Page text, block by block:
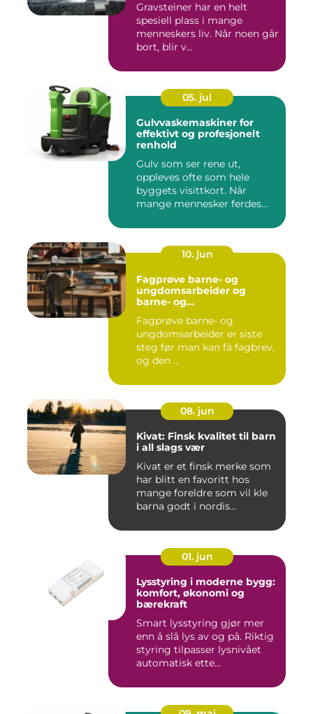
Gravsteiner har en helt
spesiell plass i mange
menneskers liv. Når noen går
bort, blir v...
05. jul
Gulvvaskemaskiner for
effektivt og profesjonelt
renhold
Gulv som ser rene ut,
oppleves ofte som hele
byggets visittkort. Når
mange mennesker ferdes
10. jun
Fagprøve barne- og
ungdomsarbeider og
barne- og
– veien til fagbrev
Fagprøve barne- og
ungdomsarbeider er siste
steg før man kan få fagbrev,
og den ...
08. jun
Kivat: Finsk kvalitet til barn
i all slags vær
Kivat er et finsk merke som
har blitt en favoritt hos
mange foreldre som vil kle
barna godt i nordis...
01. jun
Lysstyring i moderne bygg:
komfort, økonomi og
bærekraft
Smart lysstyring gjør mer
enn å slå lys av og på. Riktig
styring tilpasser lysnivået
automatisk ette...